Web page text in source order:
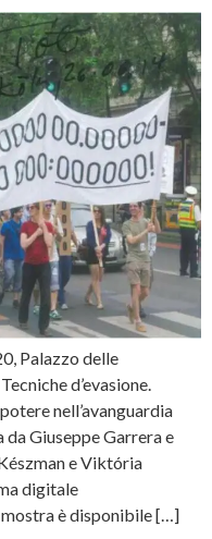
Palazzo delle
d’evasione.
nell’avanguardia
da Giuseppe Garrera e
e Viktória
digitale
è disponibile […]